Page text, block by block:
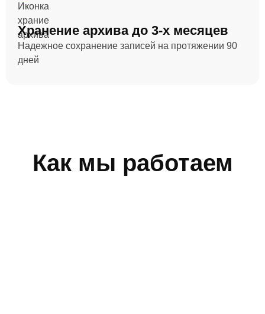
Хранение архива до 3-х месяцев
Надежное сохранение записей на протяжении 90
дней
Как мы работаем